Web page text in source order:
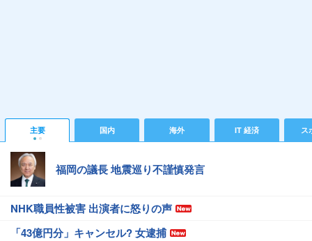
主要 国内 海外 IT 経済 ス
福岡の議長 地震巡り不謹慎発言
NHK職員性被害 出演者に怒りの声
「43億円分」キャンセル? 女逮捕